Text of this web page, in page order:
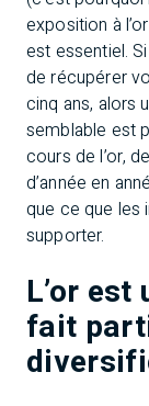
exposition à
est essentiel.
de récupérer
cinq ans, alors
semblable est
cours de l’or,
d’année en
que ce que les
supporter.
L’or
fait